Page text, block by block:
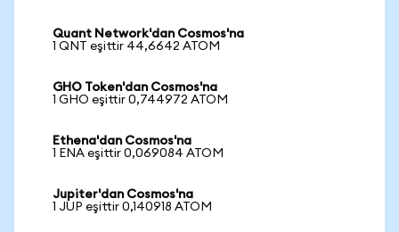
Quant Network'dan Cosmos'na
1 QNT eşittir 44,6642 ATOM
GHO Token'dan Cosmos'na
1 GHO eşittir 0,744972 ATOM
Ethena'dan Cosmos'na
1 ENA eşittir 0,069084 ATOM
Jupiter'dan Cosmos'na
1 JUP eşittir 0,140918 ATOM